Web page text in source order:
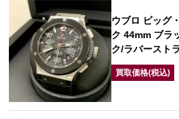
ウブロ ビッグ
ク 44mm ブラ
ク/ラバースト
買取価格(税込)